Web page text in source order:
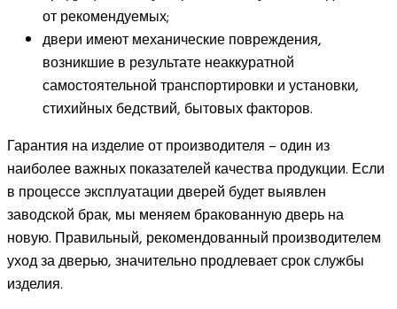
от рекомендуемых;
двери имеют механические повреждения,
возникшие в результате неаккуратной
самостоятельной транспортировки и установки,
стихийных бедствий, бытовых факторов.
Гарантия на изделие от производителя – один из
наиболее важных показателей качества продукции. Если
в процессе эксплуатации дверей будет выявлен
заводской брак, мы меняем бракованную дверь на
новую. Правильный, рекомендованный производителем
уход за дверью, значительно продлевает срок службы
изделия.